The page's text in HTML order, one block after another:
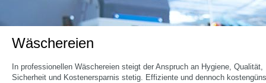
Wäschereien
In professionellen Wäschereien steigt der Anspruch an Hygiene, Qualität,
Sicherheit und Kostenersparnis stetig. Effiziente und dennoch